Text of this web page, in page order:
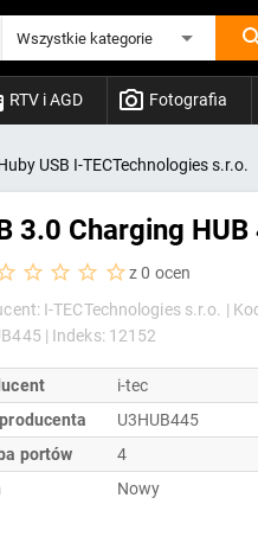
Wszystkie kategorie
RTV i AGD Fotografia
USB I-TECTechnologies s.r.o.
3.0 Charging
z 0 ocen
I-TECTechnologies s.r.o. |
| Indeks: 12152
i-tec
U3HUB445
portów
4
Nowy